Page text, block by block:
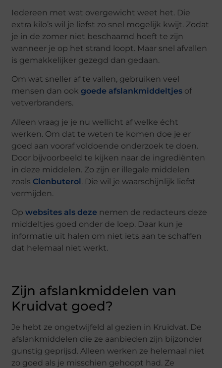
Iedereen met wat overgewicht weet het. Die
extra kilo’s wil je liefst zo snel mogelijk kwijt. Zodat
je in de zomer niet beschaamd hoeft te zijn
wanneer je op het strand loopt. Maar snel afvallen
is gemakkelijker gezegd dan gedaan.
Om wat sneller af te vallen, gebruiken veel
mensen dan ookgoede afslankmiddeltjes of
vetverbranders.
Alleen vraag je je nu wellicht af welke écht
werken. Om dat te weten te komen doe je er
goed aan vooraf voldoende onderzoek te doen.
Door bijvoorbeeld te kijken naar de ingrediënten
in deze middelen. Zo zijn er illegale middelen
zoals Clenbuterol. Die wil je waarschijnlijk liefst
vermijden.
Opwebsites als deze nemen de redacteurs deze
middeltjes goed onder de loep. Daar kun je
informatie uit halen om niet iets aan te schaffen
dat helemaal niet werkt.
Zijn afslankmiddelen van
Kruidvat goed?
Je hebt ze ongetwijfeld al gezien in Kruidvat. De
afslankmiddelen die ze aanbieden zijn bijzonder
gunstig geprijsd. Alleen werken ze helemaal niet
zo goed als je misschien gehoopt had. Ze